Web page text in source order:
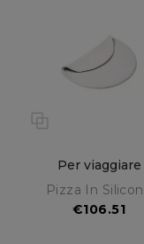
Per viaggiare
Pizza In
€106.51